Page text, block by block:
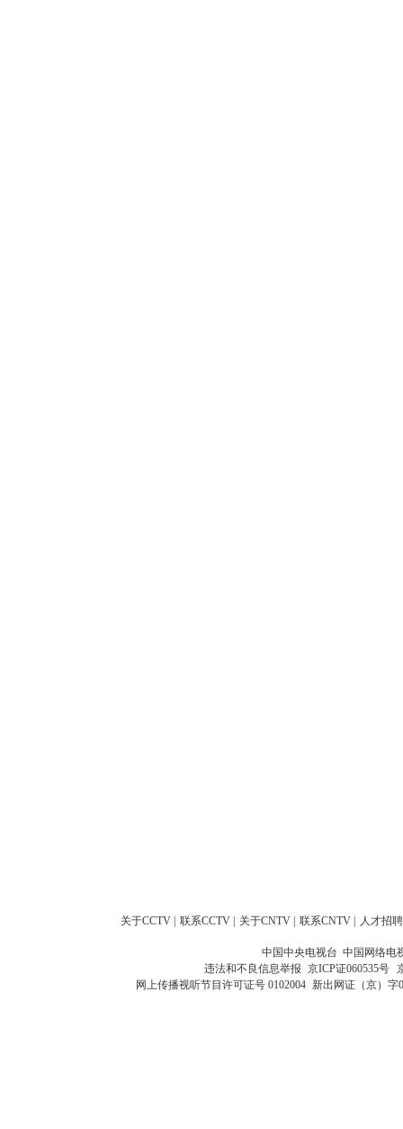
关于CCTV 联系CCTV 关于CNTV 联系CNTV 人才招聘
中国中央电视台 中国网络电
违法和不良信息举报 京ICP证060535号
网上传播视听节目许可证号 0102004 新出网证（京）